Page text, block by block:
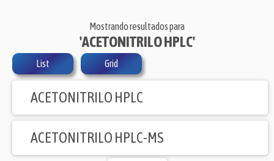
Mostrando resultados para
'ACETONITRILO HPLC'
List Grid
ACETONITRILO HPLC
ACETONITRILO HPLC-MS